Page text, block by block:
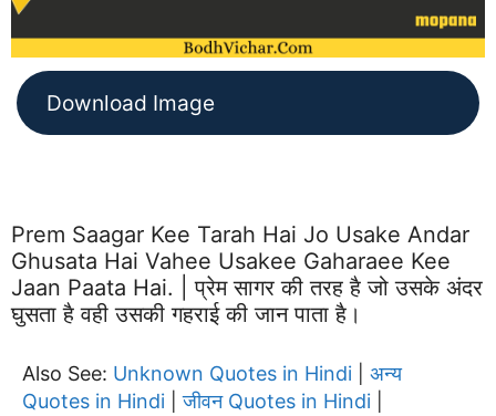
Download Image
Prem Saagar Kee Tarah Hai Jo Usake Andar
Ghusata Hai Vahee Usakee Gaharaee Kee
Jaan Paata Hai. | प्रेम सागर की तरह है जो उसके अंदर
घुसता है वही उसकी गहराई की जान पाता है।
Also See: Unknown Quotes in Hindi
अन्य
Quotes in Hindi |जीवन Quotes in Hindi